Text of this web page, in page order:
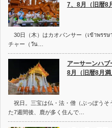
7、8月（旧暦8
30日（木）はカオパンサー（เข้าพรรษ
チャー（วัน…
アーサーンハ
8月（旧暦8月満
祝日。三宝は仏・法・僧（ぶっぽうそ
た7週間後、鹿が多く住んで…